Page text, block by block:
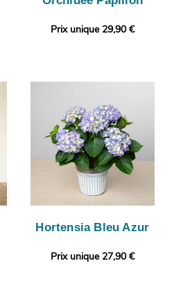
Prix unique 29,90 €
Hortensia Bleu Azur
Prix unique 27,90 €